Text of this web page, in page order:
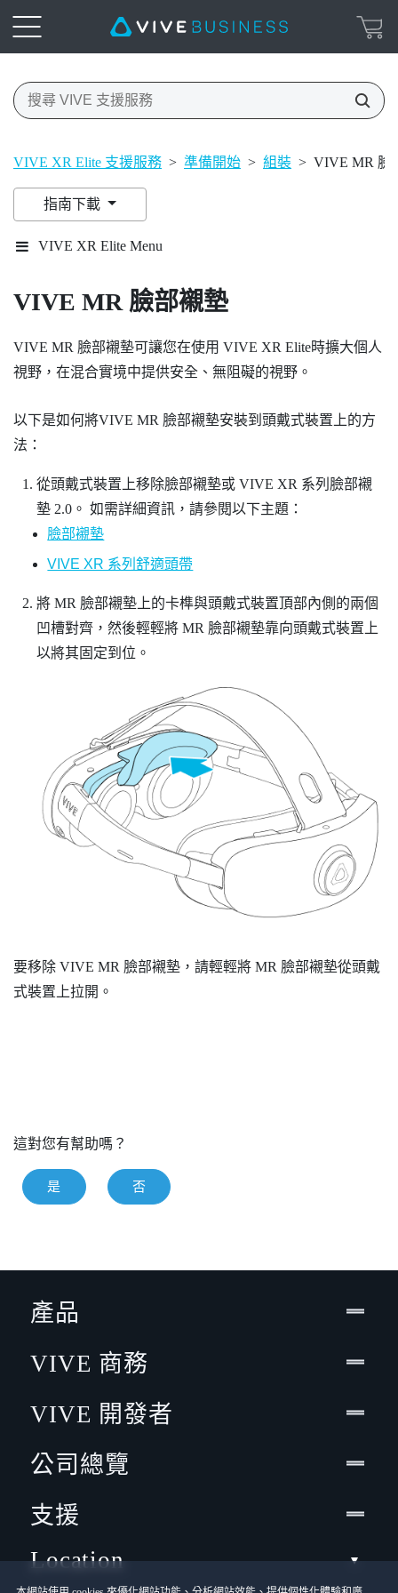
VIVE XR Elite 支援服務 > 準備開始 > 組裝 > VIVE MR 臉
指南下載
VIVE XR Elite Menu
VIVE MR 臉部襯墊
VIVE MR 臉部襯墊可讓您在使用 VIVE XR Elite時擴大個人
視野，在混合實境中提供安全、無阻礙的視野。
以下是如何將VIVE MR 臉部襯墊安裝到頭戴式裝置上的方
法：
從頭戴式裝置上移除臉部襯墊或 VIVE XR 系列臉部襯
墊 2.0。 如需詳細資訊，請參閱以下主題：
臉部襯墊
VIVE XR 系列舒適頭帶
將 MR 臉部襯墊上的卡榫與頭戴式裝置頂部內側的兩個
凹槽對齊，然後輕輕將 MR 臉部襯墊靠向頭戴式裝置上
以將其固定到位。
要移除 VIVE MR 臉部襯墊 ，請輕輕將 MR 臉部襯墊從頭戴
式裝置上拉開。
這對您有幫助嗎？
是 否
產品
VIVE 商務
VIVE 開發者
公司總覽
支援
Location